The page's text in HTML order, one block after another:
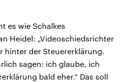
es wie Schalkes
Heidel: „Videoschiedsrichter
hinter der Steuererklärung.
sagen: ich glaube, ich
bald eher.“ Das soll